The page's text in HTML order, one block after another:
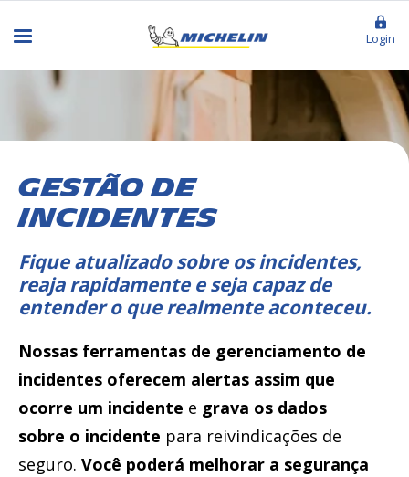
Login
GESTÃO DE
INCIDENTES
Fique atualizado sobre os incidentes,
reaja rapidamente e seja capaz de
entender o que realmente aconteceu.
Nossas ferramentas de gerenciamento de
incidentes oferecem alertas assim que
ocorre um incidente e grava os dados
sobre o incidente para reivindicações de
seguro. Você poderá melhorar a segurança